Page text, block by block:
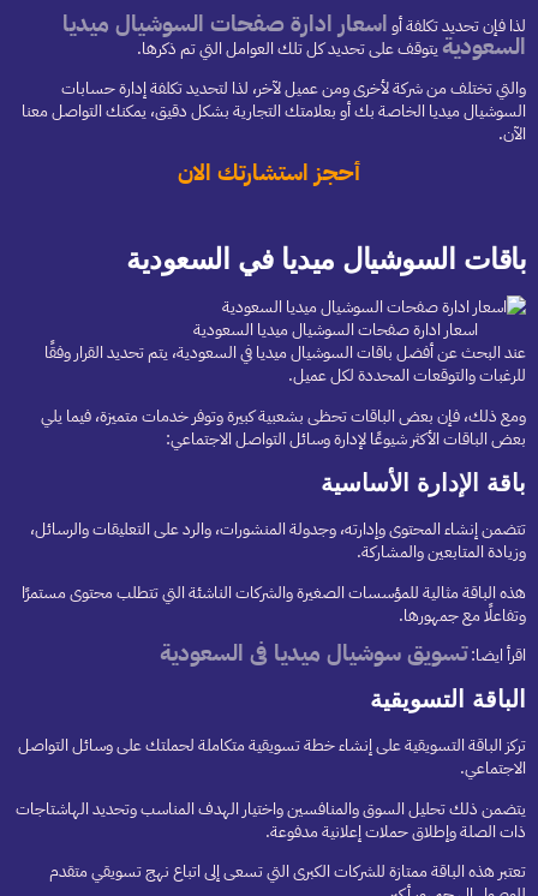
لذا فإن تحديد تكلفة أواسعار ادارة صفحات السوشيال ميديا
السعودية يتوقف على تحديد كل تلك العوامل التي تم ذكرها.
والتي تختلف من شركة لأخرى ومن عميل لآخر، لذا لتحديد تكلفة إدارة حسابات
السوشيال ميديا الخاصة بك أو بعلامتك التجارية بشكل دقيق، يمكنك التواصل معنا
الآن.
أحجز استشارتك الان
باقات السوشيال ميديا في السعودية
اسعار ادارة صفحات السوشيال ميديا السعودية
عند البحث عن أفضل باقات السوشيال ميديا في السعودية، يتم تحديد القرار وفقًا
للرغبات والتوقعات المحددة لكل عميل.
ومع ذلك، فإن بعض الباقات تحظى بشعبية كبيرة وتوفر خدمات متميزة، فيما يلي
بعض الباقات الأكثر شيوعًا لإدارة وسائل التواصل الاجتماعي:
باقة الإدارة الأساسية
تتضمن إنشاء المحتوى وإدارته، وجدولة المنشورات، والرد على التعليقات والرسائل،
وزيادة المتابعين والمشاركة.
هذه الباقة مثالية للمؤسسات الصغيرة والشركات الناشئة التي تتطلب محتوى مستمرًا
وتفاعلًا مع جمهورها.
اقرأ ايضا:تسويق سوشيال ميديا فى السعودية
الباقة التسويقية
تركز الباقة التسويقية على إنشاء خطة تسويقية متكاملة لحملتك على وسائل التواصل
الاجتماعي.
يتضمن ذلك تحليل السوق والمنافسين واختيار الهدف المناسب وتحديد الهاشتاجات
ذات الصلة وإطلاق حملات إعلانية مدفوعة.
تعتبر هذه الباقة ممتازة للشركات الكبرى التي تسعى إلى اتباع نهج تسويقي متقدم